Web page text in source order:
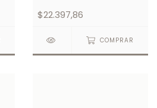
$22.397,86
COMPRAR